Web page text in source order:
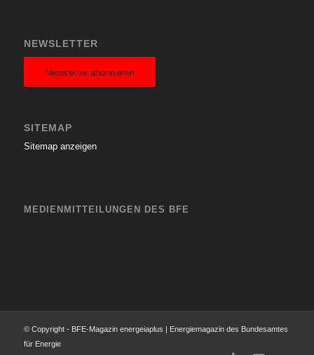
NEWSLETTER
Newsletter abonnieren
SITEMAP
Sitemap anzeigen
MEDIENMITTEILUNGEN DES BFE
© Copyright - BFE-Magazin energeiaplus | Energiemagazin des Bundesamtes
für Energie